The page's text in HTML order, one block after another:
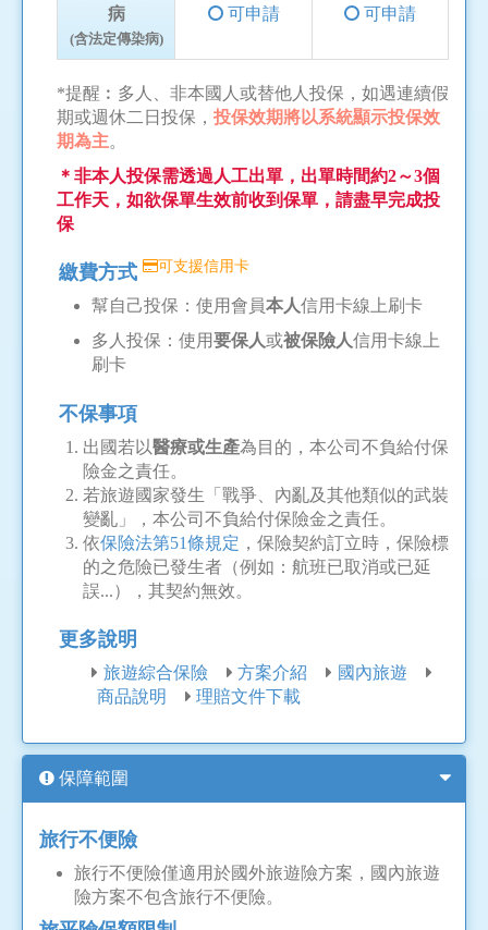
病
(含法定傳染病)
可申請 可申請
*提醒︰多人、非本國人或替他人投保，如遇連續假
期或週休二日投保， 投保效期將以系統顯示投保效
期為主。
＊非本人投保需透過人工出單，出單時間約2～3個
工作天，如欲保單生效前收到保單，請盡早完成投
保
繳費方式 可支援信用卡
幫自己投保：使用會員本人信用卡線上刷卡
多人投保：使用要保人或被保險人信用卡線上
刷卡
不保事項
出國若以醫療或生產為目的，本公司不負給付保
險金之責任。
若旅遊國家發生「戰爭、內亂及其他類似的武裝
變亂」，本公司不負給付保險金之責任。
依保險法第51條規定 ，保險契約訂立時，保險標
的之危險已發生者（例如：航班已取消或已延
誤...），其契約無效。
更多說明
旅遊綜合保險 方案介紹
國內旅遊
商品說明
理賠文件下載
保障範圍
旅行不便險
旅行不便險僅適用於國外旅遊險方案，國內旅遊
險方案不包含旅行不便險。